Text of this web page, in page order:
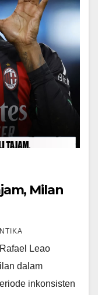
Milan
Leao
dalam
inkonsisten